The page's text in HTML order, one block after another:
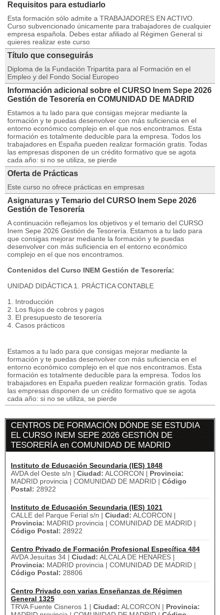
Requisitos para estudiarlo
Esta formación sólo admite a TRABAJADORES EN ACTIVO.
Curso subvencionado únicamente para trabajadores de cualquier
empresa española. Debes estar afiliado al Régimen General si
quieres realizar este curso
Título que conseguirás
Diploma de la Fundación Tripartita para al Formación en el
Empleo y del Fondo Social Europeo
Información adicional sobre el CURSO Inem Sepe 2026
Gestión de Tesorería en COMUNIDAD DE MADRID
Estamos a tu lado para que consigas mejorar mediante la
formación y te puedas desenvolver con más suficiencia en el
entorno económico complejo en el que nos encontramos. Esta
formación es totalmente deducible para la empresa. Todos los
trabajadores en España pueden realizar formación gratis. Todas
las empresas disponen de un crédito formativo que se agota
cada año: si no se utiliza, se pierde
Oferta de Prácticas
Este curso no ofrece prácticas en empresas
Asignaturas y Temario del CURSO Inem Sepe 2026
Gestión de Tesorería
A continuación reflejamos los objetivos y el temario del CURSO
Inem Sepe 2026 Gestión de Tesorería. Estamos a tu lado para
que consigas mejorar mediante la formación y te puedas
desenvolver con más suficiencia en el entorno económico
complejo en el que nos encontramos.
Contenidos del Curso INEM Gestión de Tesorería:
UNIDAD DIDÁCTICA 1. PRÁCTICA CONTABLE
1. Introducción
2. Los flujos de cobros y pagos
3. El presupuesto de tesorería
4. Casos prácticos
Estamos a tu lado para que consigas mejorar mediante la
formación y te puedas desenvolver con más suficiencia en el
entorno económico complejo en el que nos encontramos. Esta
formación es totalmente deducible para la empresa. Todos los
trabajadores en España pueden realizar formación gratis. Todas
las empresas disponen de un crédito formativo que se agota
cada año: si no se utiliza, se pierde
CENTROS DE FORMACIÓN DÓNDE SE ESTUDIA
EL CURSO INEM SEPE 2026 GESTIÓN DE
TESORERÍA en COMUNIDAD DE MADRID
Instituto de Educación Secundaria (IES) 1848
AVDA del Oeste s/n | Ciudad: ALCORCON | Provincia:
MADRID provincia | COMUNIDAD DE MADRID | Código
Postal: 28922
Instituto de Educación Secundaria (IES) 1021
CALLE del Parque Ferial s/n | Ciudad: ALCORCON |
Provincia: MADRID provincia | COMUNIDAD DE MADRID |
Código Postal: 28922
Centro Privado de Formación Profesional Específica 484
AVDA Jesuítas 34 | Ciudad: ALCALA DE HENARES |
Provincia: MADRID provincia | COMUNIDAD DE MADRID |
Código Postal: 28806
Centro Privado con varias Enseñanzas de Régimen
General 1325
TRVA Fuente Cisneros 1 | Ciudad: ALCORCON | Provincia: